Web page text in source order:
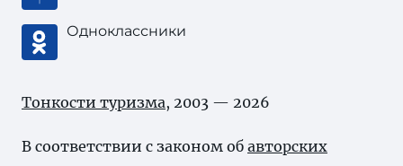
Одноклассники
Тонкости туризма, 2003 — 2026
В соответствии с законом об авторских